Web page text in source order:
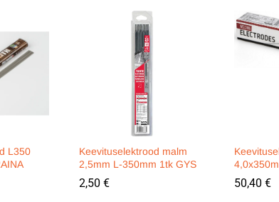
L350
Keevituselektrood malm
2,5mm L-350mm 1tk GYS
2,50 €
2,50 € 50,40 €
50,40 €